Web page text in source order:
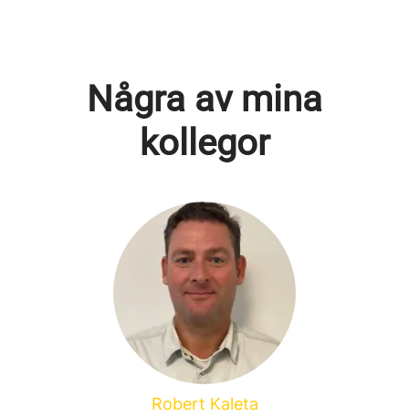
Några av mina
kollegor
Robert Kaleta